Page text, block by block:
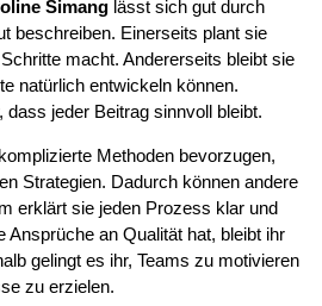
Simang lässt sich gut durch
beschreiben. Einerseits plant sie
macht. Andererseits bleibt sie
natürlich entwickeln können.
jeder Beitrag sinnvoll bleibt.
Methoden bevorzugen,
Strategien. Dadurch können andere
erklärt sie jeden Prozess klar und
Ansprüche an Qualität hat, bleibt ihr
gelingt es ihr, Teams zu motivieren
zu erzielen.